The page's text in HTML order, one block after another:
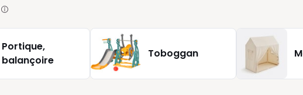
Portique,
balançoire
Toboggan